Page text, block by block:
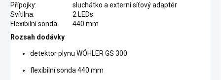
Přípojky:
sluchátko a externí síťový adaptér
Svítilna:
2 LEDs
Flexibilní sonda:
440 mm
Rozsah dodávky
detektor plynu WÖHLER GS 300
flexibilní sonda 440 mm